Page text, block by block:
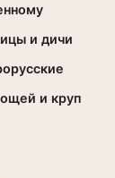
и дичи
и круп